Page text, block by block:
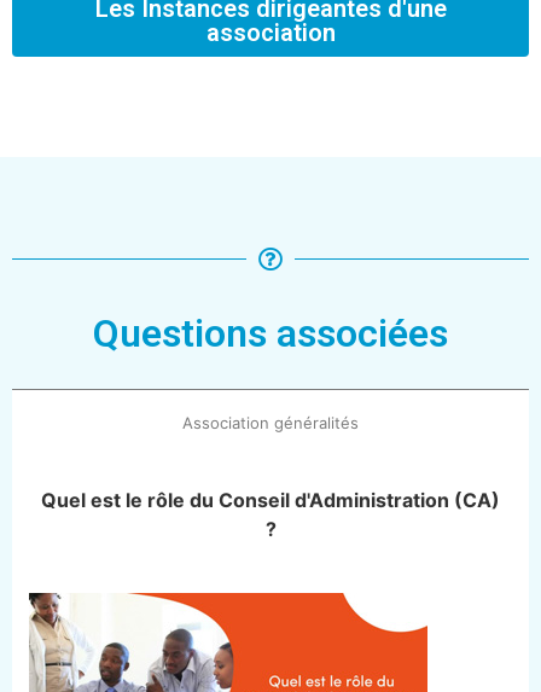
Les Instances dirigeantes d'une
association
Questions associées
Association généralités
Quel est le rôle du Conseil d'Administration (CA)
?